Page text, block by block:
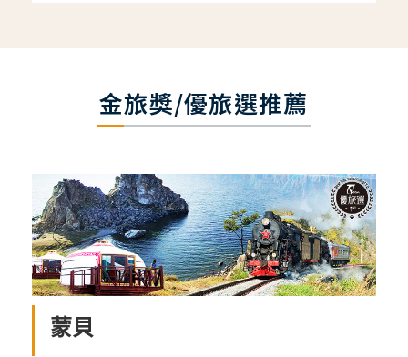
金旅獎/優旅選推薦
蒙貝